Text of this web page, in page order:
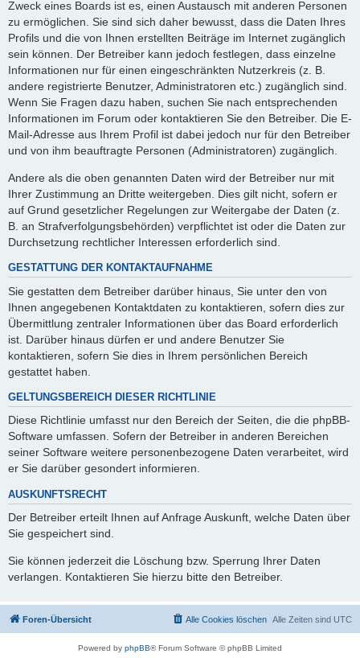
Zweck eines Boards ist es, einen Austausch mit anderen Personen
zu ermöglichen. Sie sind sich daher bewusst, dass die Daten Ihres
Profils und die von Ihnen erstellten Beiträge im Internet zugänglich
sein können. Der Betreiber kann jedoch festlegen, dass einzelne
Informationen nur für einen eingeschränkten Nutzerkreis (z. B.
andere registrierte Benutzer, Administratoren etc.) zugänglich sind.
Wenn Sie Fragen dazu haben, suchen Sie nach entsprechenden
Informationen im Forum oder kontaktieren Sie den Betreiber. Die E-
Mail-Adresse aus Ihrem Profil ist dabei jedoch nur für den Betreiber
und von ihm beauftragte Personen (Administratoren) zugänglich.
Andere als die oben genannten Daten wird der Betreiber nur mit
Ihrer Zustimmung an Dritte weitergeben. Dies gilt nicht, sofern er
auf Grund gesetzlicher Regelungen zur Weitergabe der Daten (z.
B. an Strafverfolgungsbehörden) verpflichtet ist oder die Daten zur
Durchsetzung rechtlicher Interessen erforderlich sind.
GESTATTUNG DER KONTAKTAUFNAHME
Sie gestatten dem Betreiber darüber hinaus, Sie unter den von
Ihnen angegebenen Kontaktdaten zu kontaktieren, sofern dies zur
Übermittlung zentraler Informationen über das Board erforderlich
ist. Darüber hinaus dürfen er und andere Benutzer Sie
kontaktieren, sofern Sie dies in Ihrem persönlichen Bereich
gestattet haben.
GELTUNGSBEREICH DIESER RICHTLINIE
Diese Richtlinie umfasst nur den Bereich der Seiten, die die phpBB-
Software umfassen. Sofern der Betreiber in anderen Bereichen
seiner Software weitere personenbezogene Daten verarbeitet, wird
er Sie darüber gesondert informieren.
AUSKUNFTSRECHT
Der Betreiber erteilt Ihnen auf Anfrage Auskunft, welche Daten über
Sie gespeichert sind.
Sie können jederzeit die Löschung bzw. Sperrung Ihrer Daten
verlangen. Kontaktieren Sie hierzu bitte den Betreiber.
Foren-Übersicht Alle Zeiten sind UTC
Alle Cookies löschen
Powered by phpBB® Forum Software © phpBB Limited